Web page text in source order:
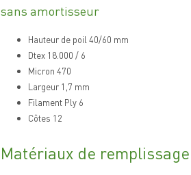
sans amortisseur
Hauteur de poil 40/60 mm
Dtex 18.000 / 6
Micron 470
Largeur 1,7 mm
Filament Ply 6
Côtes 12
Matériaux de remplissage